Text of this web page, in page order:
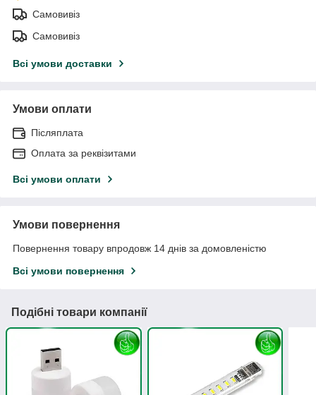
Самовивіз
Самовивіз
Всі умови доставки
Умови оплати
Післяплата
Оплата за реквізитами
Всі умови оплати
Умови повернення
Повернення товару впродовж 14 днів за домовленістю
Всі умови повернення
Подібні товари компанії